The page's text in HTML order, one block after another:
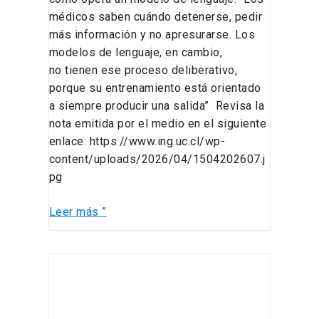
médicos saben cuándo detenerse, pedir
más información y no apresurarse. Los
modelos de lenguaje, en cambio,
no tienen ese proceso deliberativo,
porque su entrenamiento está orientado
a siempre producir una salida” Revisa la
nota emitida por el medio en el siguiente
enlace: https://www.ing.uc.cl/wp-
content/uploads/2026/04/1504202607.j
pg
Leer más ”